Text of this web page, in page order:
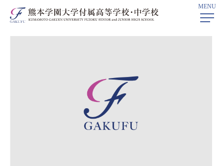
MENU
ホーム>学校ニュース > 2025年02月